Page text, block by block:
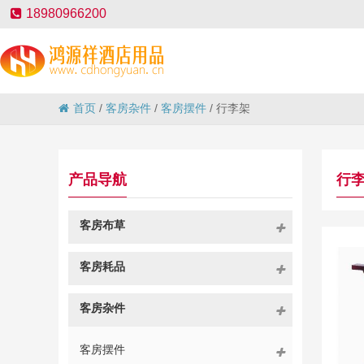
18980966200
首页 / 客房杂件 / 客房摆件 / 行李架
行
产品导航
客房布草
客房耗品
客房杂件
客房摆件